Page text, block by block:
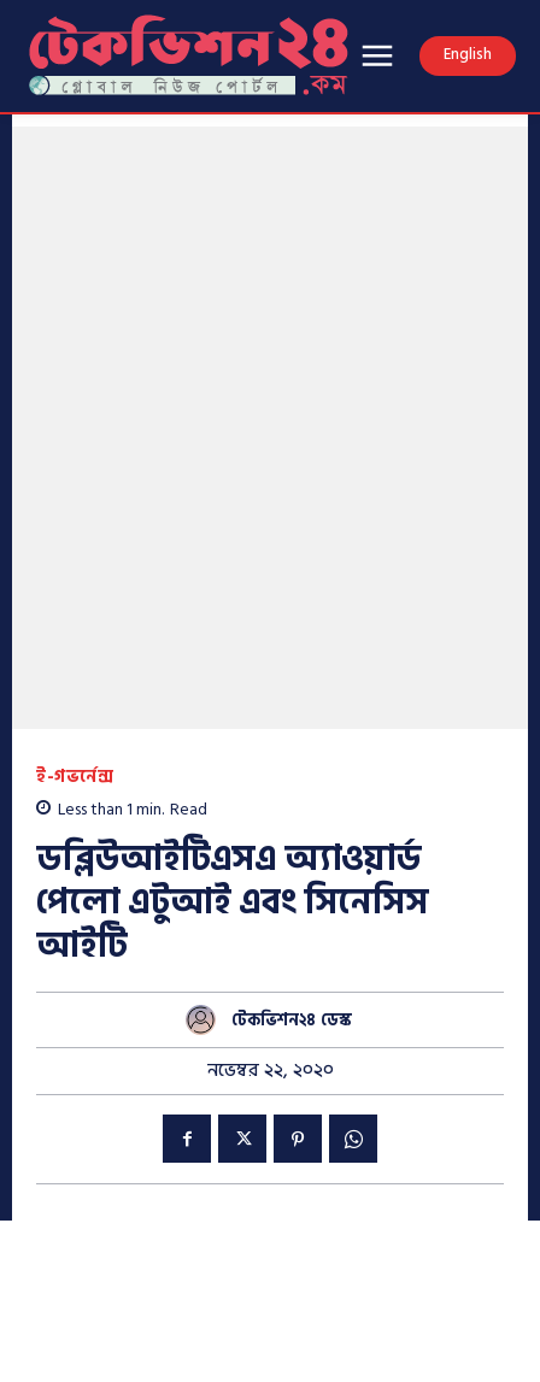
English
ই-গভর্নেন্স
Less than 1min. Read
ডব্লিউআইটিএসএ অ্যাওয়ার্ড
পেলো এটুআই এবং সিনেসিস
আইটি
টেকভিশন২৪ ডেস্ক
নভেম্বর ২২, ২০২০